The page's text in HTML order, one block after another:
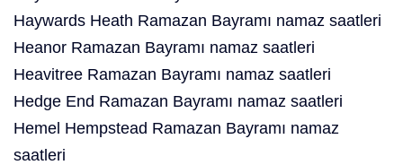
Haywards Heath Ramazan Bayramı namaz saatleri
Heanor Ramazan Bayramı namaz saatleri
Heavitree Ramazan Bayramı namaz saatleri
Hedge End Ramazan Bayramı namaz saatleri
Hemel Hempstead Ramazan Bayramı namaz
saatleri